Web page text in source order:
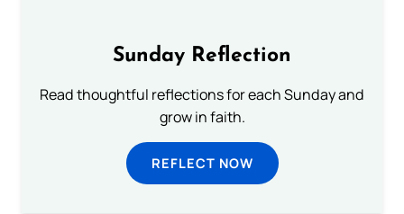
Sunday Reflection
Read thoughtful reflections for each Sunday and
grow in faith.
REFLECT NOW